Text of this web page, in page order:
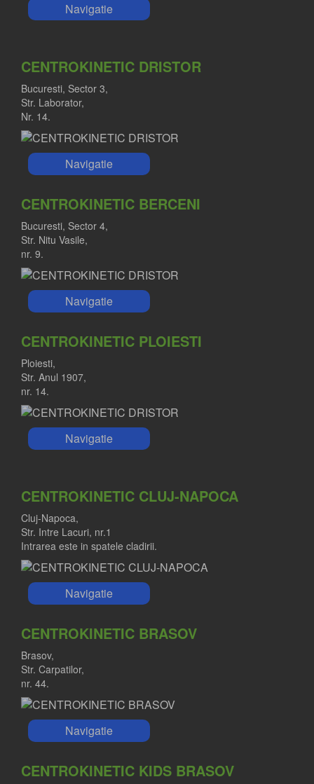
Navigatie
CENTROKINETIC DRISTOR
Bucuresti, Sector 3,
Str. Laborator,
Nr. 14.
Navigatie
CENTROKINETIC BERCENI
Bucuresti, Sector 4,
Str. Nitu Vasile,
nr. 9.
Navigatie
CENTROKINETIC PLOIESTI
Ploiesti,
Str. Anul 1907,
nr. 14.
Navigatie
CENTROKINETIC CLUJ-NAPOCA
Cluj-Napoca,
Str. Intre Lacuri, nr.1
Intrarea este in spatele cladirii.
Navigatie
CENTROKINETIC BRASOV
Brasov,
Str. Carpatilor,
nr. 44.
Navigatie
CENTROKINETIC KIDS BRASOV